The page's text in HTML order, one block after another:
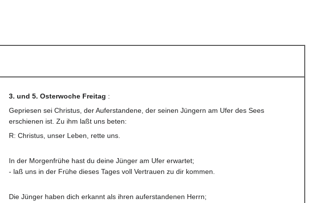
3. und 5. Osterwoche Freitag :
Gepriesen sei Christus, der Auferstandene, der seinen Jüngern am Ufer des Sees
erschienen ist. Zu ihm laßt uns beten:
R: Christus, unser Leben, rette uns.
In der Morgenfrühe hast du deine Jünger am Ufer erwartet;
- laß uns in der Frühe dieses Tages voll Vertrauen zu dir kommen.
Die Jünger haben dich erkannt als ihren auferstandenen Herrn;